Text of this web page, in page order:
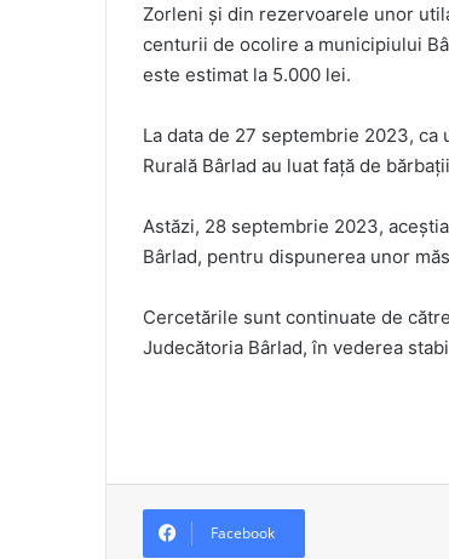
Zorleni și din rezervoarele unor
centurii de ocolire a municipiului
este estimat la 5.000 lei.
La data de 27 septembrie 2023,
Rurală Bârlad au luat față de
Astăzi, 28 septembrie 2023,
Bârlad, pentru dispunerea unor
Cercetările sunt continuate de
Judecătoria Bârlad, în vederea
Facebook